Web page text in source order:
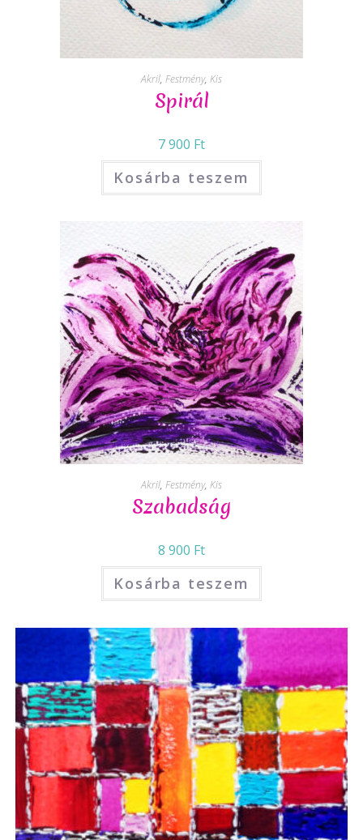
Akril, Festmény, Kis
Spirál
7 900 Ft
Kosárba teszem
Akril, Festmény, Kis
Szabadság
8 900 Ft
Kosárba teszem